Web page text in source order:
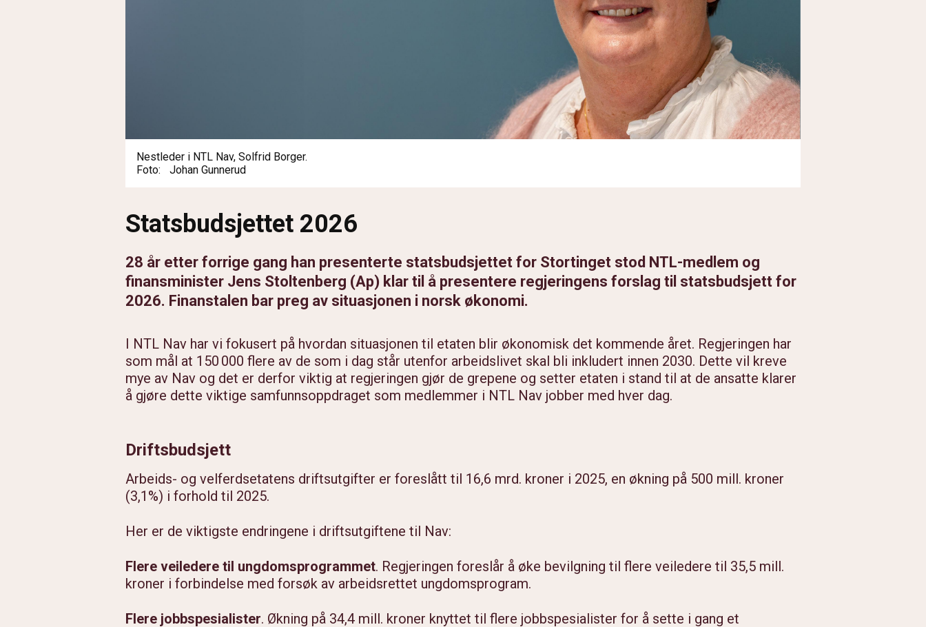
Nestleder i NTL Nav, Solfrid Borger.
Foto
Johan Gunnerud
Statsbudsjettet 2026
28 år etter forrige gang han presenterte statsbudsjettet for Stortinget stod NTL-medlem og
finansminister Jens Stoltenberg (Ap) klar til å presentere regjeringens forslag til statsbudsjett for
2026. Finanstalen bar preg av situasjonen i norsk økonomi.
I NTL Nav har vi fokusert på hvordan situasjonen til etaten blir økonomisk det kommende året. Regjeringen har
som mål at 150 000 flere av de som i dag står utenfor arbeidslivet skal bli inkludert innen 2030. Dette vil kreve
mye av Nav og det er derfor viktig at regjeringen gjør de grepene og setter etaten i stand til at de ansatte klarer
å gjøre dette viktige samfunnsoppdraget som medlemmer i NTL Nav jobber med hver dag.
Driftsbudsjett
Arbeids- og velferdsetatens driftsutgifter er foreslått til 16,6 mrd. kroner i 2025, en økning på 500 mill. kroner
(3,1%) i forhold til 2025.
Her er de viktigste endringene i driftsutgiftene til Nav:
Flere veiledere til ungdomsprogrammet. Regjeringen foreslår å øke bevilgning til flere veiledere til 35,5 mill.
kroner i forbindelse med forsøk av arbeidsrettet ungdomsprogram.
Flere jobbspesialister. Økning på 34,4 mill. kroner knyttet til flere jobbspesialister for å sette i gang et